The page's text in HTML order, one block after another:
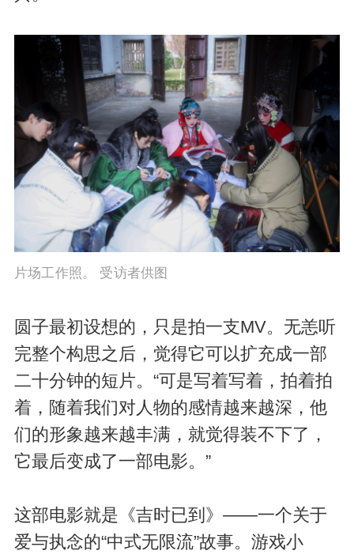
片场工作照。 受访者供图
圆子最初设想的，只是拍一支MV。无恙听
完整个构思之后，觉得它可以扩充成一部
二十分钟的短片。“可是写着写着，拍着拍
着，随着我们对人物的感情越来越深，他
们的形象越来越丰满，就觉得装不下了，
它最后变成了一部电影。”
这部电影就是《吉时已到》——一个关于
爱与执念的“中式无限流”故事。游戏小